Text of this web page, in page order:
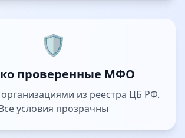
🛡️
проверенные МФО
из реестра ЦБ РФ.
условия прозрачны